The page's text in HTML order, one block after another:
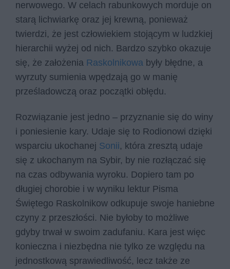
nerwowego. W celach rabunkowych morduje on
starą lichwiarkę oraz jej krewną, ponieważ
twierdzi, że jest człowiekiem stojącym w ludzkiej
hierarchii wyżej od nich. Bardzo szybko okazuje
się, że założenia Raskolnikowa były błędne, a
wyrzuty sumienia wpędzają go w manię
prześladowczą oraz początki obłędu.
Rozwiązanie jest jedno – przyznanie się do winy
i poniesienie kary. Udaje się to Rodionowi dzięki
wsparciu ukochanej Sonii, która zresztą udaje
się z ukochanym na Sybir, by nie rozłączać się
na czas odbywania wyroku. Dopiero tam po
długiej chorobie i w wyniku lektur Pisma
Świętego Raskolnikow odkupuje swoje haniebne
czyny z przeszłości. Nie byłoby to możliwe
gdyby trwał w swoim zadufaniu. Kara jest więc
konieczna i niezbędna nie tylko ze względu na
jednostkową sprawiedliwość, lecz także ze